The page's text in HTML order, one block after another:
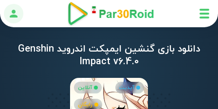
ورود
دانلود بازی گنشین ایمپکت اندروید Genshin
Impact v6.4.0
آپدیت آنلاین
رایگان